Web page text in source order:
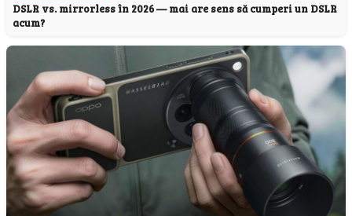
DSLR vs. mirrorless în 2026 — mai are sens să cumperi un DSLR
acum?